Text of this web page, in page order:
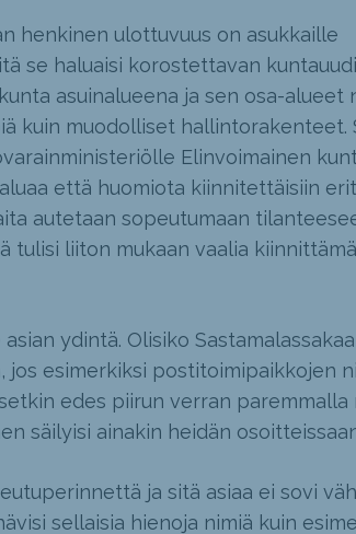
henkinen ulottuvuus on asukkaille
se haluaisi korostettavan
asuinalueena ja sen osa-alueet
kuin muodolliset hallintorakenteet.
Elinvoimainen
että huomiota kiinnitettäisiin
autetaan sopeutumaan
tulisi liiton mukaan vaalia
ydintä. Olisiko
jos esimerkiksi postitoimipaikkojen
edes piirun verran paremmalla
säilyisi ainakin heidän
ja sitä asiaa ei sovi
sellaisia hienoja nimiä kuin